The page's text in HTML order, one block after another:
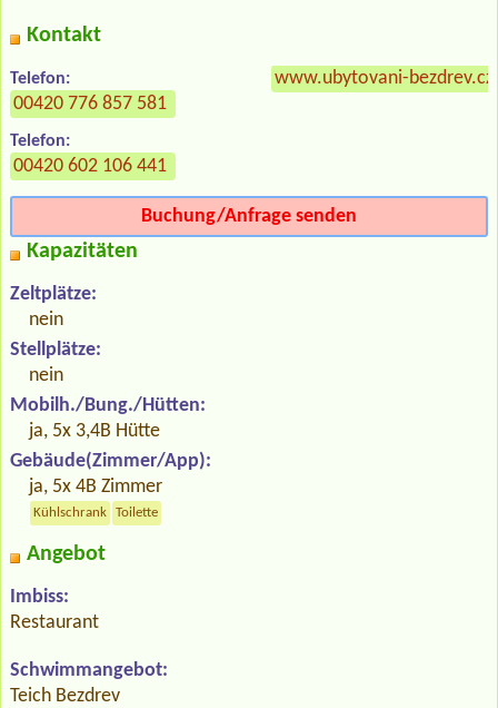
Kontakt
Telefon:
00420 776 857 581
Telefon:
00420 602 106 441
www.ubytovani-bezdrev.cz
Buchung/Anfrage senden
Kapazitäten
Zeltplätze:
nein
Stellplätze:
nein
Mobilh./Bung./Hütten:
ja, 5x 3,4B Hütte
Gebäude(Zimmer/App):
ja, 5x 4B Zimmer
Kühlschrank Toilette
Angebot
Imbiss:
Restaurant
Schwimmangebot:
Teich Bezdrev